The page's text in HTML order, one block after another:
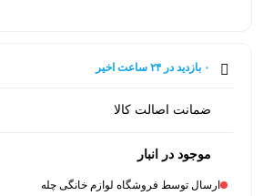
۰ بازدید در ۲۴ ساعت اخیر
ضمانت اصالت کالا
موجود در انبار
ارسال توسط فروشگاه لوازم خانگی چله